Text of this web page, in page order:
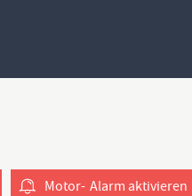
Motor- Alarm aktivieren